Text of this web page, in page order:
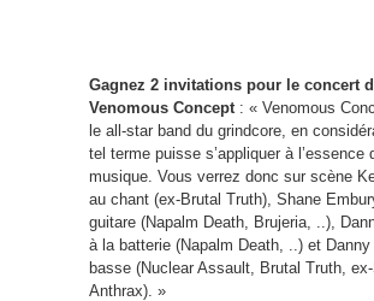
Gagnez 2 invitations pour le concert
Venomous Concept : « Venomous
le all-star band du grindcore, en
tel terme puisse s’appliquer à l’essence
musique. Vous verrez donc sur scène
au chant (ex-Brutal Truth), Shane
guitare (Napalm Death, Brujeria, ..),
à la batterie (Napalm Death, ..) et
basse (Nuclear Assault, Brutal Truth,
Anthrax). »